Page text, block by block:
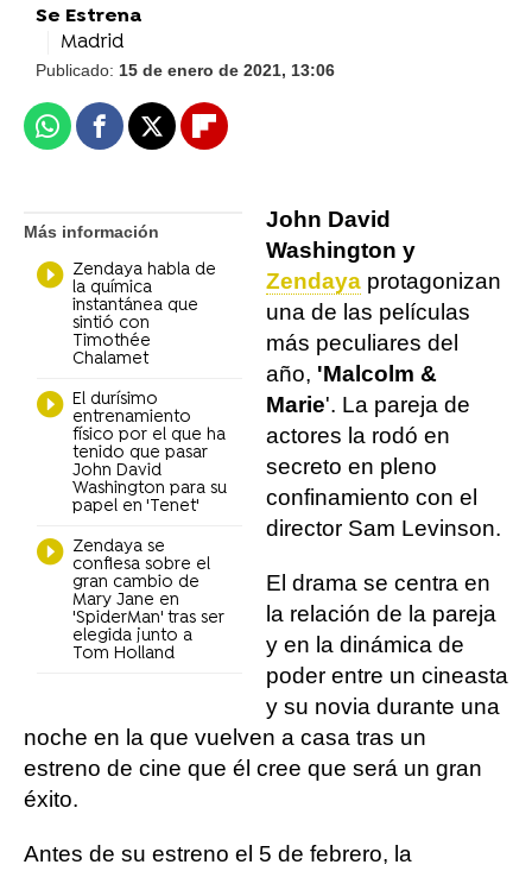
Se Estrena
Madrid
Publicado: 15 de enero de 2021, 13:06
WhatsappFacebook
X Flipboard
Más información
Zendaya habla de
la química
instantánea que
sintió con
Timothée
Chalamet
El durísimo
entrenamiento
físico por el que ha
tenido que pasar
John David
Washington para su
papel en 'Tenet'
Zendaya se
confiesa sobre el
gran cambio de
Mary Jane en
'SpiderMan' tras ser
elegida junto a
Tom Holland
John David
Washington y
Zendaya protagonizan
una de las películas
más peculiares del
año, 'Malcolm &
Marie'. La pareja de
actores la rodó en
secreto en pleno
confinamiento con el
director Sam Levinson.
El drama se centra en
la relación de la pareja
y en la dinámica de
poder entre un cineasta
y su novia durante una
noche en la que vuelven a casa tras un
estreno de cine que él cree que será un gran
éxito.
Antes de su estreno el 5 de febrero, la